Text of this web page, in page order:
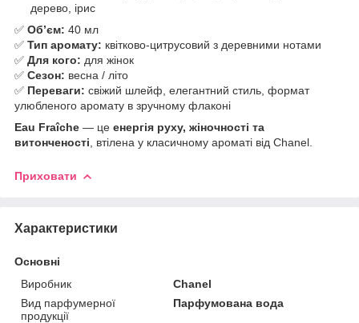
дерево, ірис
✅ Обʼєм: 40 мл
✅ Тип аромату: квітково-цитрусовий з деревними нотами
✅ Для кого: для жінок
✅ Сезон: весна / літо
✅ Переваги: свіжий шлейф, елегантний стиль, формат
улюбленого аромату в зручному флаконі
Eau Fraîche — це енергія руху, жіночності та
витонченості , втілена у класичному ароматі від Chanel.
Приховати
Характеристики
Основні
Виробник
Chanel
Вид парфумерної
продукції
Парфумована вода